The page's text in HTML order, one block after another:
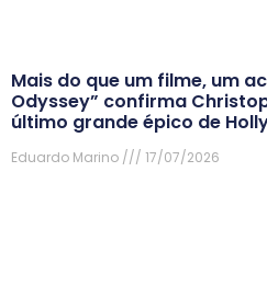
Mais do que um filme, um
Odyssey” confirma
último grande épico de
Eduardo Marino 17/07/2026